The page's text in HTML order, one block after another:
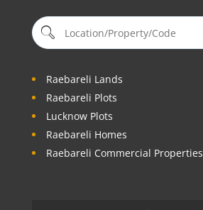
Raebareli Lands
Raebareli Plots
Lucknow Plots
Raebareli Homes
Raebareli Commercial Properties